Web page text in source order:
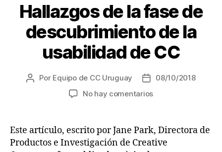
Hallazgos de la fase de
descubrimiento de la
usabilidad de CC
Autor
Por Equipo de CC Uruguay
Fecha08/10/2018
No hay comentariosen
la
fase
de
Este artículo, escrito por Jane Park, Directora de
Productos e Investigación de Creative